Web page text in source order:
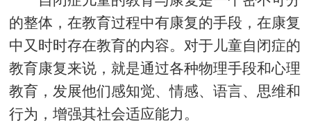
的整体，在教育过程中有康复的手段，在康复
中又时时存在教育的内容。对于儿童自闭症的
教育康复来说，就是通过各种物理手段和心理
教育，发展他们感知觉、情感、语言、思维和
行为，增强其社会适应能力。